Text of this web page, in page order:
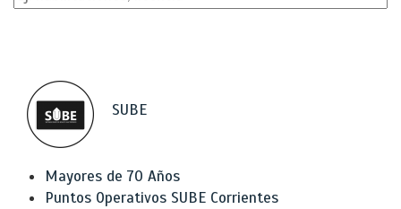
SUBE
Mayores de 70 Años
Puntos Operativos SUBE Corrientes